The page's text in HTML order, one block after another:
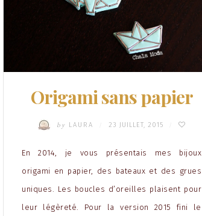
Origami sans papier
by LAURA 23 JUILLET, 2015
En 2014, je vous présentais mes bijoux
origami en papier, des bateaux et des grues
uniques. Les boucles d’oreilles plaisent pour
leur légèreté. Pour la version 2015 fini le